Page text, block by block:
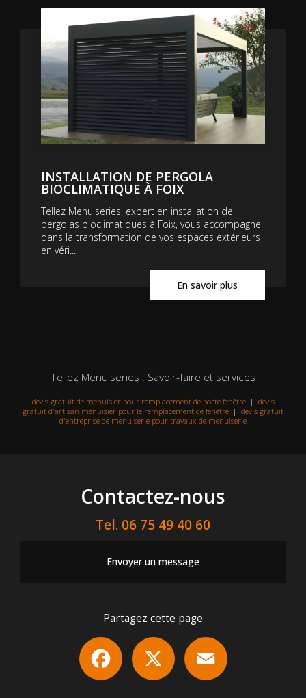
INSTALLATION DE PERGOLA
BIOCLIMATIQUE À FOIX
Tellez Menuiseries, expert en installation de
pergolas bioclimatiques à Foix, vous accompagne
dans la transformation de vos espaces extérieurs
en véri...
En savoir plus
Tellez Menuiseries : Savoir-faire et services
devis gratuit de menuisier pour remplacement de porte fenêtre| devis
gratuit d'artisan menuisier pour le remplacement de fenêtre | devis gratuit
d'entreprise de menuiserie pour travaux de menuiserie
Contactez-nous
Tel. 06 75 49 40 60
Envoyer un message
Partagez cette page
Facebook